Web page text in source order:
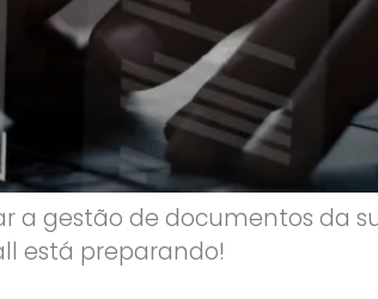
a gestão de documentos da
está preparando!